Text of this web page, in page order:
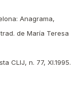
Anagrama,
de María Teresa
CLIJ, n. 77, XI.1995.